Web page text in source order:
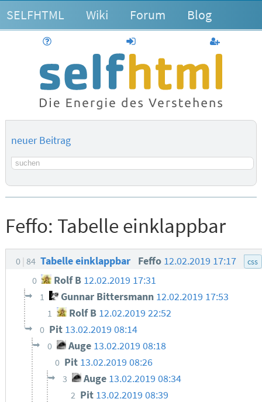
SELFHTML Wiki Forum Blog
anmelden
neuer Beitrag
Suchbegriff
Feffo: Tabelle einklappbar
0 84 Tabelle einklappbar Feffo 12.02.2019 17:17 css
0 Rolf B 12.02.2019 17:31
1 Gunnar Bittersmann 12.02.2019 17:53
1 Rolf B 12.02.2019 22:52
0 Pit 13.02.2019 08:14
0 Auge 13.02.2019 08:18
0 Pit 13.02.2019 08:26
3 Auge 13.02.2019 08:34
2 Pit 13.02.2019 08:39